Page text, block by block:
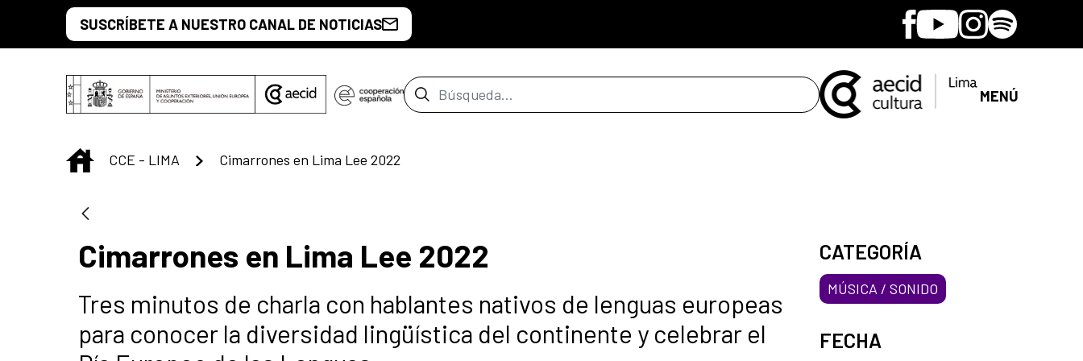
Saltar al contenido principal
SUSCRÍBETE A NUESTRO CANAL DE NOTICIAS Facebook
YoutubeInstagram
Spotify
Barra de búsqueda MENÚ
INICIO
CCE - LIMA Cimarrones en Lima Lee 2022
Cimarrones en Lima Lee 2022
Tres minutos de charla con hablantes nativos de lenguas europeas
para conocer la diversidad lingüística del continente y celebrar el
CATEGORÍA
MÚSICA / SONIDO
FECHA